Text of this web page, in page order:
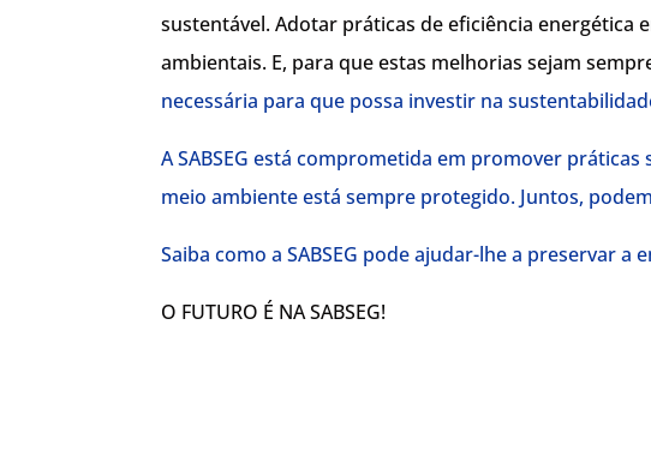
sustentável. Adotar práticas de eficiência energética
ambientais. E, para que estas melhorias sejam
necessária para que possa investir na
A SABSEG está comprometida em promover
meio ambiente está sempre protegido. Juntos,
Saiba como a SABSEG pode ajudar-lhe a preservar a
O FUTURO É NA SABSEG!